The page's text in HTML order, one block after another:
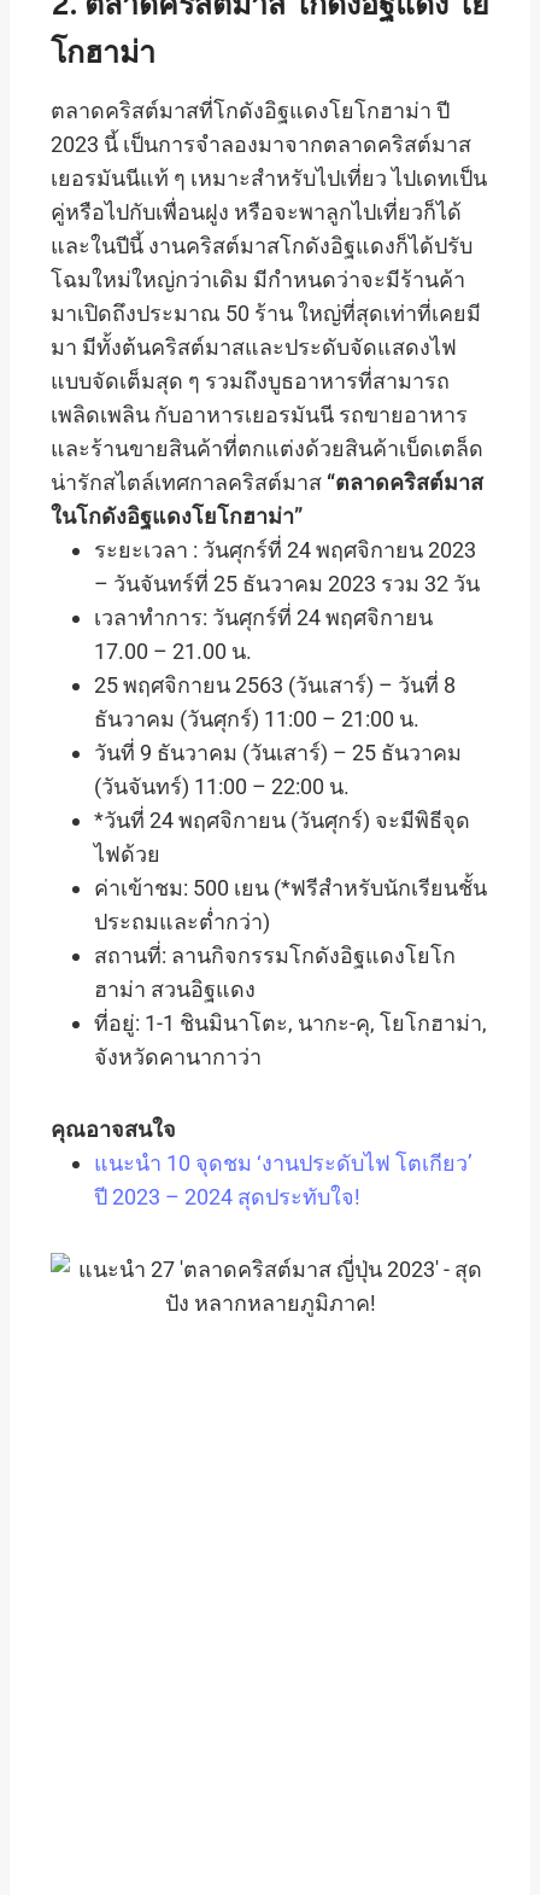
โกฮาม่า
ตลาดคริสต์มาสที่โกดังอิฐแดงโยโกฮาม่า ปี
2023 นี้ เป็นการจำลองมาจากตลาดคริสต์มาส
เยอรมันนีแท้ ๆ เหมาะสำหรับไปเที่ยว ไปเดทเป็น
คู่หรือไปกับเพื่อนฝูง หรือจะพาลูกไปเที่ยวก็ได้
และในปีนี้ งานคริสต์มาสโกดังอิฐแดงก็ได้ปรับ
โฉมใหม่ใหญ่กว่าเดิม มีกำหนดว่าจะมีร้านค้า
มาเปิดถึงประมาณ 50 ร้าน ใหญ่ที่สุดเท่าที่เคยมี
มา มีทั้งต้นคริสต์มาสและประดับจัดแสดงไฟ
แบบจัดเต็มสุด ๆ รวมถึงบูธอาหารที่สามารถ
เพลิดเพลิน กับอาหารเยอรมันนี รถขายอาหาร
และร้านขายสินค้าที่ตกแต่งด้วยสินค้าเบ็ดเตล็ด
น่ารักสไตล์เทศกาลคริสต์มาส “ตลาดคริสต์มาส
ในโกดังอิฐแดงโยโกฮาม่า”
ระยะเวลา : วันศุกร์ที่ 24 พฤศจิกายน 2023
– วันจันทร์ที่ 25 ธันวาคม 2023 รวม 32 วัน
เวลาทำการ: วันศุกร์ที่ 24 พฤศจิกายน
17.00 – 21.00 น.
25 พฤศจิกายน 2563 (วันเสาร์) – วันที่ 8
ธันวาคม (วันศุกร์) 11:00 – 21:00 น.
วันที่ 9 ธันวาคม (วันเสาร์) – 25 ธันวาคม
(วันจันทร์) 11:00 – 22:00 น.
*วันที่ 24 พฤศจิกายน (วันศุกร์) จะมีพิธีจุด
ไฟด้วย
ค่าเข้าชม: 500 เยน (*ฟรีสำหรับนักเรียนชั้น
ประถมและต่ำกว่า)
สถานที่: ลานกิจกรรมโกดังอิฐแดงโยโก
ฮาม่า สวนอิฐแดง
ที่อยู่: 1-1 ชินมินาโตะ, นากะ-คุ, โยโกฮาม่า,
จังหวัดคานากาว่า
คุณอาจสนใจ
แนะนำ 10 จุดชม ‘งานประดับไฟ โตเกียว’
ปี 2023 – 2024 สุดประทับใจ!